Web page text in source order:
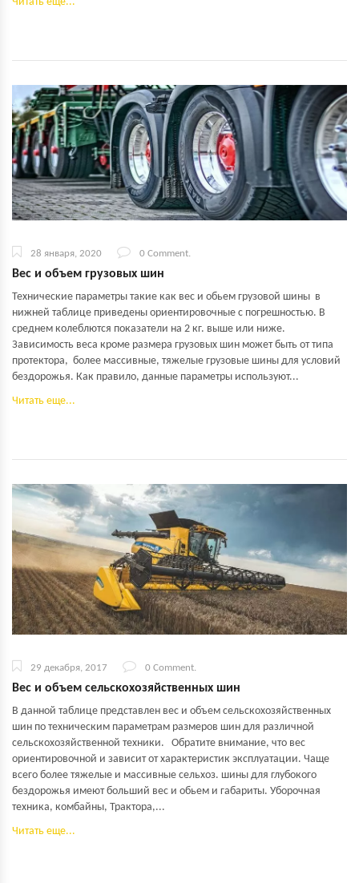
28 января, 2020 0 Comment.
Вес и объем грузовых шин
Технические параметры такие как вес и обьем грузовой шины в
нижней таблице приведены ориентировочные с погрешностью. В
среднем колеблются показатели на 2 кг. выше или ниже.
Зависимость веса кроме размера грузовых шин может быть от типа
протектора, более массивные, тяжелые грузовые шины для условий
бездорожья. Как правило, данные параметры используют...
Читать еще...
29 декабря, 2017 0 Comment.
Вес и объем сельскохозяйственных шин
В данной таблице представлен вес и объем сельскохозяйственных
шин по техническим параметрам размеров шин для различной
сельскохозяйственной техники. Обратите внимание, что вес
ориентировочной и зависит от характеристик эксплуатации. Чаще
всего более тяжелые и массивные сельхоз. шины для глубокого
бездорожья имеют больший вес и обьем и габариты. Уборочная
техника, комбайны, Трактора,...
Читать еще...